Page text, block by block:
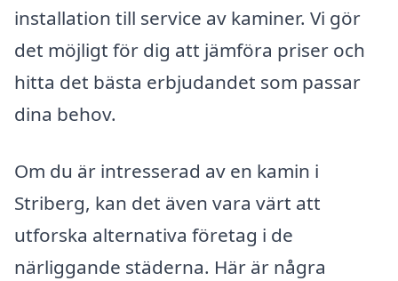
installation till service av kaminer. Vi gör
det möjligt för dig att jämföra priser och
hitta det bästa erbjudandet som passar
dina behov.
Om du är intresserad av en kamin i
Striberg, kan det även vara värt att
utforska alternativa företag i de
närliggande städerna. Här är några